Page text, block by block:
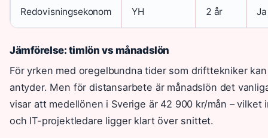
Redovisningsekonom YH 2 år Ja
Jämförelse: timlön vs månadslön
För yrken med oregelbundna tider som drifttekniker
antyder. Men för distansarbete är månadslön det
visar att medellönen i Sverige är 42 900 kr/mån –
och IT-projektledare ligger klart över snittet.